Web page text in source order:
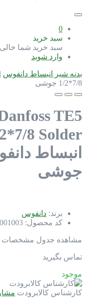
0
سبد خرید
سبد خرید شما
وارد شوید
بدنه شیر انبساط دانفوس |
7/8*1/2 جوشی
TE5
8 Solder
جوشی
برند: دانفوس
کد محصول:
مشاهده جدول مشخصات
تماس بگیرید
موجود
کارشناس کالابرودت